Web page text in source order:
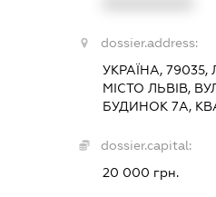
dossier.address:
УКРАЇНА,
МІСТО ЛЬВІВ,
БУДИНОК 7А,
dossier.capital:
20 000 грн.